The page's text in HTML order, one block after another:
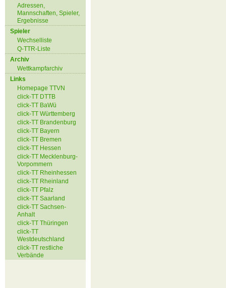
Adressen,
Mannschaften, Spieler,
Ergebnisse
Spieler
Wechselliste
Q-TTR-Liste
Archiv
Wettkampfarchiv
Links
Homepage TTVN
click-TT DTTB
click-TT BaWü
click-TT Württemberg
click-TT Brandenburg
click-TT Bayern
click-TT Bremen
click-TT Hessen
click-TT Mecklenburg-
Vorpommern
click-TT Rheinhessen
click-TT Rheinland
click-TT Pfalz
click-TT Saarland
click-TT Sachsen-
Anhalt
click-TT Thüringen
click-TT
Westdeutschland
click-TT restliche
Verbände